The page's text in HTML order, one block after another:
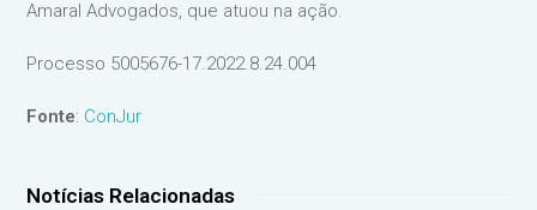
Amaral Advogados, que atuou na ação.
Processo 5005676-17.2022.8.24.004
Fonte: ConJur
Notícias Relacionadas